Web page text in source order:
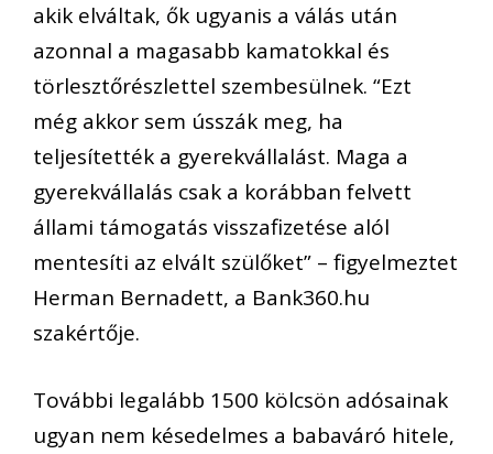
akik elváltak, ők ugyanis a válás után
azonnal a magasabb kamatokkal és
törlesztőrészlettel szembesülnek. “Ezt
még akkor sem ússzák meg, ha
teljesítették a gyerekvállalást. Maga a
gyerekvállalás csak a korábban felvett
állami támogatás visszafizetése alól
mentesíti az elvált szülőket” – figyelmeztet
Herman Bernadett, a Bank360.hu
szakértője.
További legalább 1500 kölcsön adósainak
ugyan nem késedelmes a babaváró hitele,